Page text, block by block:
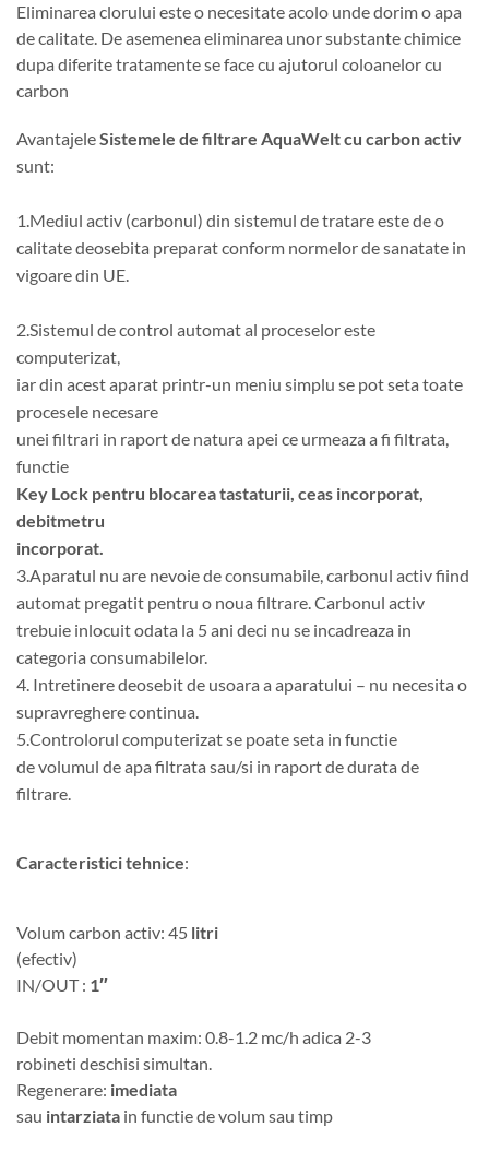
Eliminarea clorului este o necesitate acolo unde dorim o apa
de calitate. De asemenea eliminarea unor substante chimice
dupa diferite tratamente se face cu ajutorul coloanelor cu
carbon
AvantajeleSistemele de filtrare AquaWelt cu carbon activ
sunt:
1.Mediul activ (carbonul) din sistemul de tratare este de o
calitate deosebita preparat conform normelor de sanatate in
vigoare din UE.
2.Sistemul de control automat al proceselor este
computerizat,
iar din acest aparat printr-un meniu simplu se pot seta toate
procesele necesare
unei filtrari in raport de natura apei ce urmeaza a fi filtrata,
functie
Key Lock pentru blocarea tastaturii, ceas incorporat,
debitmetru
incorporat.
3.Aparatul nu are nevoie de consumabile, carbonul activ fiind
automat pregatit pentru o noua filtrare. Carbonul activ
trebuie inlocuit odata la 5 ani deci nu se incadreaza in
categoria consumabilelor.
4. Intretinere deosebit de usoara a aparatului – nu necesita o
supravreghere continua.
5.Controlorul computerizat se poate seta in functie
de volumul de apa filtrata sau/si in raport de durata de
filtrare.
Caracteristici tehnice:
Volum carbon activ: 45 litri
(efectiv)
IN/OUT : 1″
Debit momentan maxim: 0.8-1.2 mc/h adica 2-3
robineti deschisi simultan.
Regenerare: imediata
sau intarziata in functie de volum sau timp